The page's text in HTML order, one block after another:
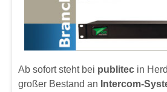
Ab sofort steht bei publitec in
großer Bestand an Intercom-